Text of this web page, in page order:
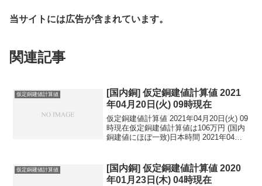
当サイトには広告が含まれています。
関連記事
仮定銅建値計算値
[国内銅] 仮定銅建値計算値 2021
年04月20日(火) 09時現在
仮定銅建値計算値 2021年04月20日(火) 09
時現在仮定銅建値計算値は106万円 (国内
銅建値にほぼ一致)日本時間 2021年04月
円...
仮定銅建値計算値
[国内銅] 仮定銅建値計算値 2020
年01月23日(木) 04時現在